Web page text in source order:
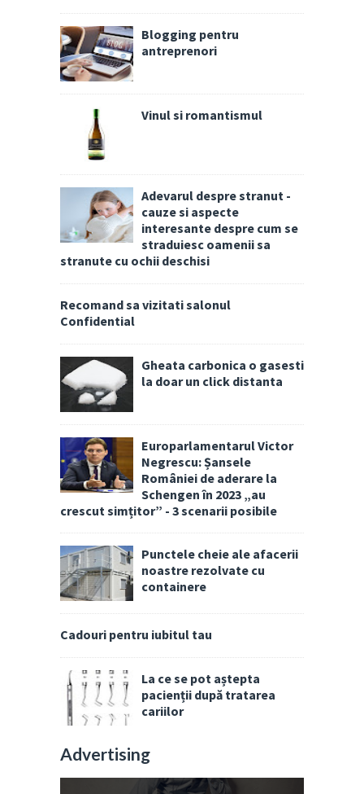
Blogging pentru
antreprenori
Vinul si romantismul
Adevarul despre stranut -
cauze si aspecte
interesante despre cum se
straduiesc oamenii sa
stranute cu ochii deschisi
Recomand sa vizitati salonul
Confidential
Gheata carbonica o gasesti
la doar un click distanta
Europarlamentarul Victor
Negrescu: Șansele
României de aderare la
Schengen în 2023 „au
crescut simțitor” - 3 scenarii posibile
Punctele cheie ale afacerii
noastre rezolvate cu
containere
Cadouri pentru iubitul tau
La ce se pot aștepta
pacienții după tratarea
cariilor
Advertising